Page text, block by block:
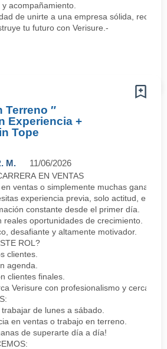
acompañamiento.
de unirte a una empresa sólida,
tu futuro con Verisure.-
Terreno ″
Experiencia +
Tope
M. 11/06/2026
EN VENTAS
ventas o simplemente muchas ganas
experiencia previa, solo actitud,
constante desde el primer día.
reales oportunidades de crecimiento.
desafiante y altamente motivador.
ROL?
clientes.
agenda.
clientes finales.
Verisure con profesionalismo y cercanía.
de lunes a sábado.
en ventas o trabajo en terreno.
de superarte día a día!